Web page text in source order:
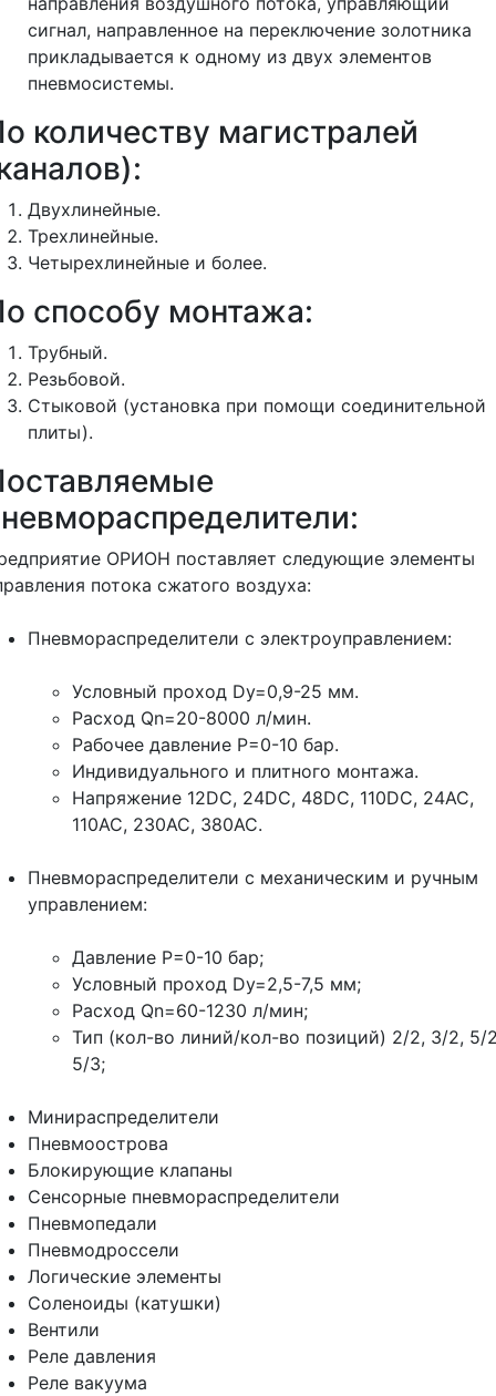
сигнал, направленное на переключение золотника
прикладывается к одному из двух элементов
пневмосистемы.
количеству магистралей
Двухлинейные.
Трехлинейные.
Четырехлинейные и более.
способу монтажа:
Трубный.
Резьбовой.
Стыковой (установка при помощи соединительной
плиты).
ОРИОН поставляет следующие элементы
потока сжатого воздуха:
Пневмораспределители с электроуправлением:
Условный проход Dу=0,9-25 мм.
Расход Qn=20-8000 л/мин.
Рабочее давление Р=0-10 бар.
Индивидуального и плитного монтажа.
Напряжение 12DC, 24DC, 48DC, 110DC, 24AC,
110AC, 230AC, 380AC.
Пневмораспределители с механическим и ручным
управлением:
Давление Р=0-10 бар;
Условный проход Dу=2,5-7,5 мм;
Расход Qn=60-1230 л/мин;
Тип (кол-во линий/кол-во позиций) 2/2, 3/2, 5/
5/3;
Минираспределители
Пневмоострова
Блокирующие клапаны
Сенсорные пневмораспределители
Пневмопедали
Пневмодроссели
Логические элементы
Соленоиды (катушки)
Вентили
Реле давления
Реле вакуума